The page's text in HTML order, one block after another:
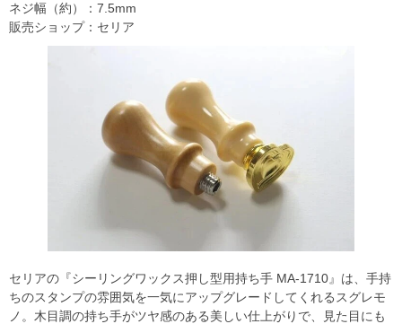
ネジ幅（約）：7.5mm
販売ショップ：セリア
セリアの『シーリングワックス押し型用持ち手 MA-1710』は、手持
ちのスタンプの雰囲気を一気にアップグレードしてくれるスグレモ
ノ。木目調の持ち手がツヤ感のある美しい仕上がりで、見た目にも